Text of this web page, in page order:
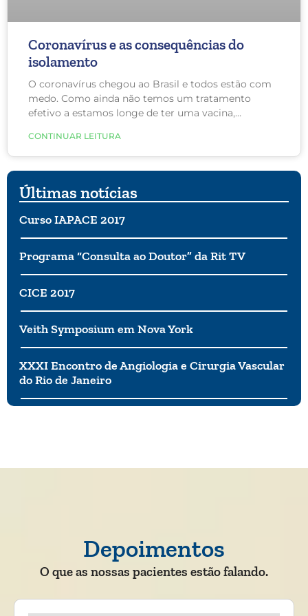
Coronavírus e as consequências do
isolamento
O coronavírus chegou ao Brasil e todos estão com
medo. Como ainda não temos um tratamento
efetivo a estamos longe de ter uma vacina,
recomendação visa diminuir a propagação da
doença para não termos um pico de contaminação
que ultrapassaria a capacidade do nosso sistema de
saúde. Além disso, também visa proteger as
pessoas com mais de 60 anos de idade.
CONTINUAR LEITURA
Últimas notícias
Curso IAPACE 2017
Programa “Consulta ao Doutor” da Rit TV
CICE 2017
Veith Symposium em Nova York
XXXI Encontro de Angiologia e Cirurgia Vascular
do Rio de Janeiro
Depoimentos
O que as nossas pacientes estão falando.